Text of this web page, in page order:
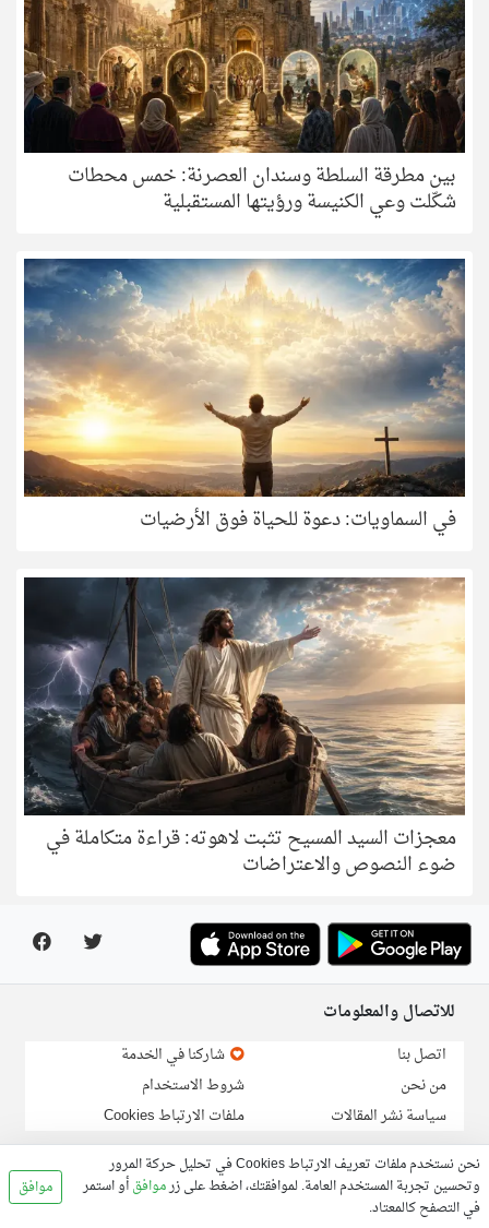
بين مطرقة السلطة وسندان العصرنة: خمس محطات
شكّلت وعي الكنيسة ورؤيتها المستقبلية
في السماويات: دعوة للحياة فوق الأرضيات
معجزات السيد المسيح تثبت لاهوته: قراءة متكاملة في
ضوء النصوص والاعتراضات
للاتصال والمعلومات
اتصل بنا
من نحن
سياسة نشر المقالات
شاركنا في الخدمة
شروط الاستخدام
ملفات الارتباط Cookies
لارسال خبر او مقالة: info@linga.orgنحن نستخدم ملفات تعريف الارتباط Cookies في تحليل حركة المرور
وتحسين تجربة المستخدم العامة. لموافقتك، اضغط على زرموافقأو استمر
في التصفح كالمعتاد.
موافق